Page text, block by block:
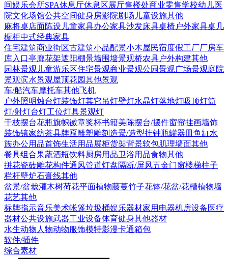
间娱乐会所SPA休息厅休息区展厅售楼处商业零售学校幼儿医
院文化场馆公共空间健身房影院剧场 儿童设施其他
麻将桌店面陈设 儿童家具办公家具沙发床具桌椅户外家具桌几
橱柜中式经典家具
住宅建筑商业街区古建筑小品配景小木屋民宿度假工厂厂房车
库入口亭廊花架遮阳棚景墙围墙景观桥农具户外构建其他
园林景观 儿童游乐区住宅景观商业景观公园景观广场景观庭院
景观滨水景观屋顶花园其他景观
车/船汽车摩托车其他飞机
户外照明烛台灯装饰灯其它 吊灯壁灯水晶灯落地灯吸顶灯筒
灯/射灯台灯工位灯具景观灯
干枝摆台花瓶旗帜徽章奖杯书籍美陈摆台/摆件窗帘挂画墙饰
装饰镜家纺茶具牌匾雕塑雕刻 造景/造型挂钟瓶罐器皿 鱼缸水
族办公用品首饰生活用品展柜货架背景软包肌理墙面其他
餐具组合果蔬酒瓶饮料厨房用品卫浴用品食物其他
拼花瓷砖雕花构件通风管道灯盘隔断/屏风五金门窗楼梯柱子
栏杆壁炉石膏线其他
盆景/盆栽灌木树荷花平面植物藤蔓竹子花钵/花盆/花槽植物墙
花艺其他
标牌指示音乐美术帐篷垃圾桶娱乐器材家用电器机房设备医疗
器材公共设施武器工业设备体育健身其他器材
水生动物 人物动物服饰模特影漫卡通箱包
软件/插件
综合素材